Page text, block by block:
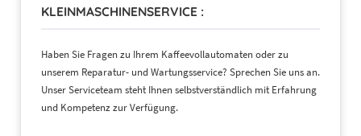
KLEINMASCHINENSERVICE :
Haben Sie Fragen zu Ihrem Kaffeevollautomaten oder zu
unserem Reparatur- und Wartungsservice? Sprechen Sie uns an.
Unser Serviceteam steht Ihnen selbstverständlich mit Erfahrung
und Kompetenz zur Verfügung.